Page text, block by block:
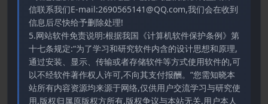
信联系我们E-mail:2690565141@QQ.com,我们会在收到
信息后尽快给予删除处理!
5.网站软件免责说明:根据我国《计算机软件保护条例》第
十七条规定:“为了学习和研究软件内含的设计思想和原理,
通过安装、显示、传输或者存储软件等方式使用软件的,可
以不经软件著作权人许可,不向其支付报酬。”您需知晓本
站所有内容资源均来源于网络,仅供用户交流学习与研究使
用,版权归属原版权方所有,版权争议与本站无关,用户本人